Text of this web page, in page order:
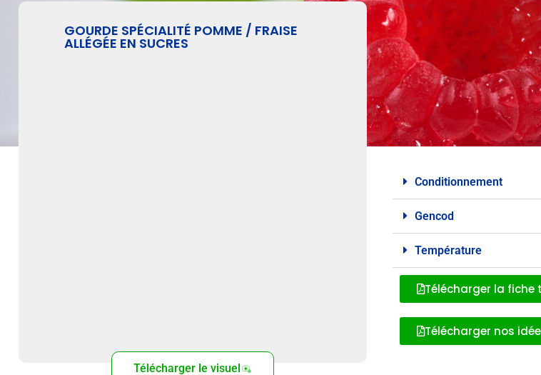
GOURDE SPÉCIALITÉ POMME / FRAISE
ALLÉGÉE EN SUCRES
Télécharger le visuel
Conditionnement
Gencod
Température
Télécharger la fiche
Télécharger nos